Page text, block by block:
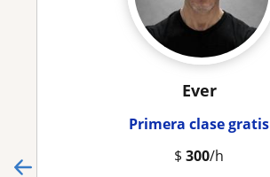
Ever
Primera clase gratis
$ 300/h